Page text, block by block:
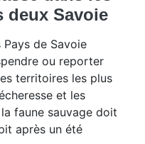
deux Savoie
de Savoie
ou reporter
territoires les plus
et les
faune sauvage doit
après un été